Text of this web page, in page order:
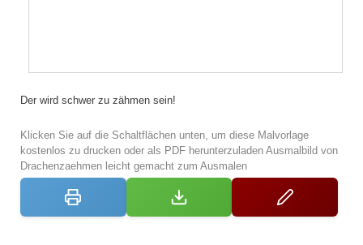
Der wird schwer zu zähmen sein!
Klicken Sie auf die Schaltflächen unten, um diese Malvorlage
kostenlos zu drucken oder als PDF herunterzuladen Ausmalbild von
Drachenzaehmen leicht gemacht zum Ausmalen